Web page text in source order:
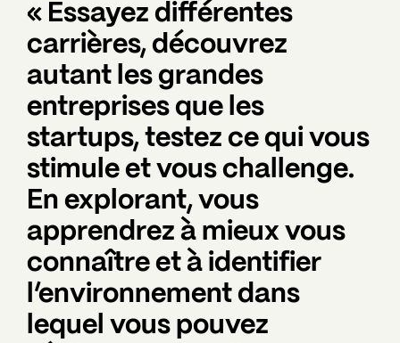
« Essayez différentes
carrières, découvrez
autant les grandes
entreprises que les
startups, testez ce qui vous
stimule et vous challenge.
En explorant, vous
apprendrez à mieux vous
connaître et à identifier
l’environnement dans
lequel vous pouvez